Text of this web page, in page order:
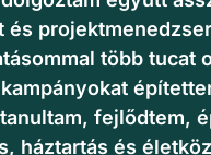
és
több tucat
fejlődtem,
háztartás és